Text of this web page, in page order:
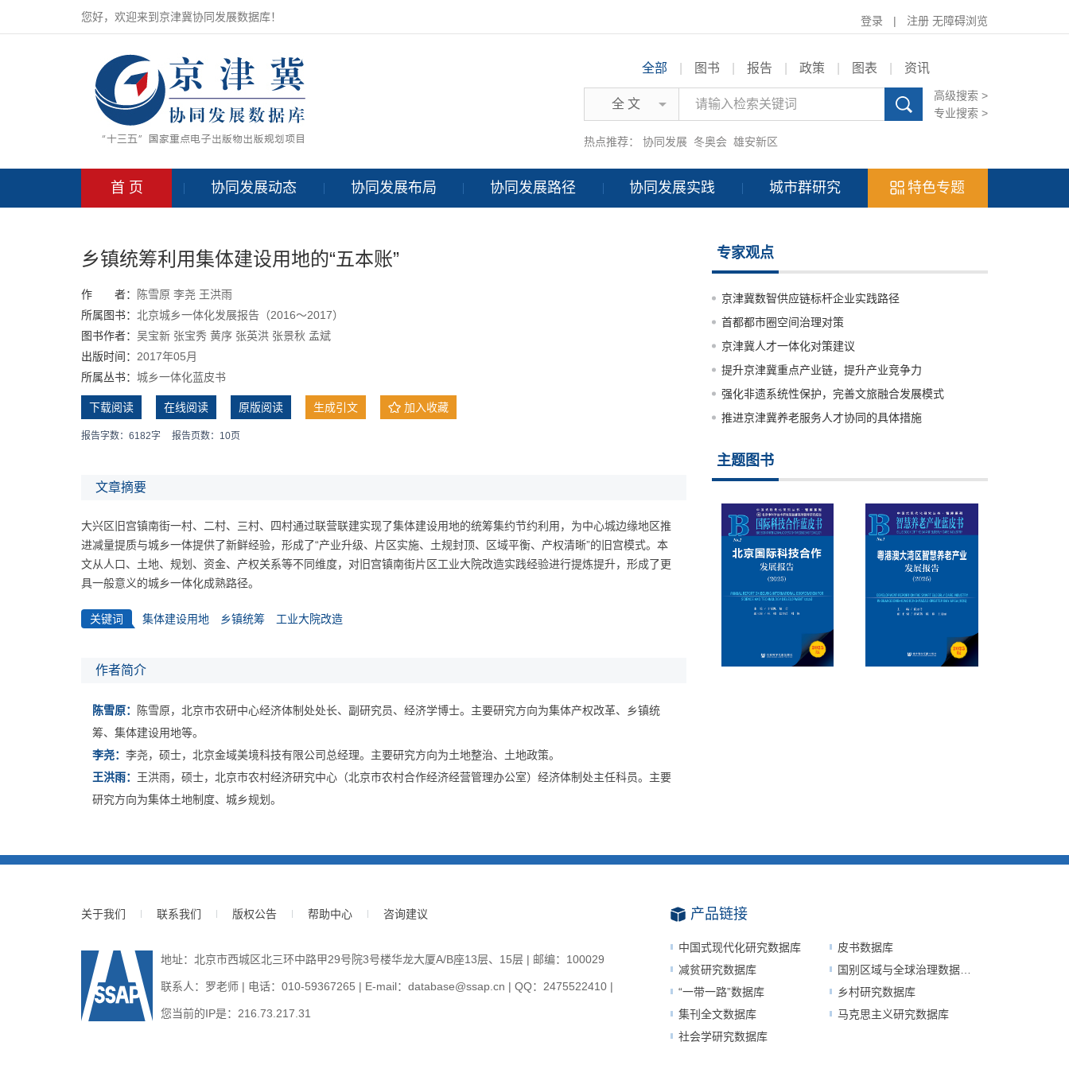
您好，欢迎来到京津冀协同发展数据库！ 登录 | 注册 无障碍浏览
全部 图书 报告 政策 图表 资讯
全 文
高级搜索 >
专业搜索 >
热点推荐： 协同发展 冬奥会 雄安新区
首 页 协同发展动态 协同发展布局 协同发展路径 协同发展实践 城市群研究 特色专题
乡镇统筹利用集体建设用地的“五本账”
作 者： 陈雪原 李尧 王洪雨
所属图书： 北京城乡一体化发展报告（2016～2017）
图书作者： 吴宝新 张宝秀 黄序 张英洪 张景秋 孟斌
出版时间： 2017年05月
所属丛书： 城乡一体化蓝皮书
下载阅读 在线阅读 原版阅读 生成引文 加入收藏
报告字数：6182字 报告页数：10页
文章摘要
大兴区旧宫镇南街一村、二村、三村、四村通过联营联建实现了集体建设用地的统筹集约节约利用，为中心城边缘地区推
进减量提质与城乡一体提供了新鲜经验，形成了“产业升级、片区实施、土规封顶、区域平衡、产权清晰”的旧宫模式。本
文从人口、土地、规划、资金、产权关系等不同维度，对旧宫镇南街片区工业大院改造实践经验进行提炼提升，形成了更
具一般意义的城乡一体化成熟路径。
关键词 集体建设用地 乡镇统筹 工业大院改造
作者简介
陈雪原：
陈雪原，北京市农研中心经济体制处处长、副研究员、经济学博士。主要研究方向为集体产权改革、乡镇统
筹、集体建设用地等。
李尧： 李尧，硕士，北京金域美境科技有限公司总经理。主要研究方向为土地整治、土地政策。
王洪雨： 王洪雨，硕士，北京市农村经济研究中心（北京市农村合作经济经营管理办公室）经济体制处主任科员。主要
研究方向为集体土地制度、城乡规划。
专家观点
京津冀数智供应链标杆企业实践路径
首都都市圈空间治理对策
京津冀人才一体化对策建议
提升京津冀重点产业链，提升产业竞争力
强化非遗系统性保护，完善文旅融合发展模式
推进京津冀养老服务人才协同的具体措施
主题图书
关于我们 联系我们 版权公告 帮助中心 咨询建议
地址：北京市西城区北三环中路甲29号院3号楼华龙大厦A/B座13层、15层 | 邮编：100029
联系人：罗老师 | 电话：010-59367265 | E-mail：database@ssap.cn | QQ：2475522410 |
您当前的IP是： 216.73.217.31
产品链接
中国式现代化研究数据库
皮书数据库
减贫研究数据库
国别区域与全球治理数据平台
“一带一路”数据库
乡村研究数据库
集刊全文数据库
马克思主义研究数据库
社会学研究数据库